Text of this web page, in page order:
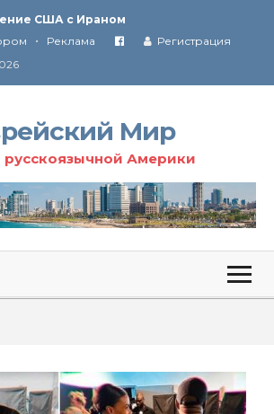
США с Ираном
Революции в Иране
• Реклама
Регистрация
Мир
русскоязычной Америки